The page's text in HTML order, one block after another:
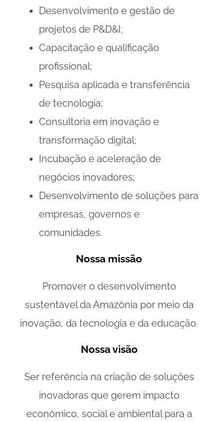
Desenvolvimento e gestão de
projetos de P&D&I;
Capacitação e qualificação
profissional;
Pesquisa aplicada e transferência
de tecnologia;
Consultoria em inovação e
transformação digital;
Incubação e aceleração de
negócios inovadores;
Desenvolvimento de soluções para
empresas, governos e
comunidades.
Nossa missão
Promover o desenvolvimento
sustentável da Amazônia por meio da
inovação, da tecnologia e da educação.
Nossa visão
Ser referência na criação de soluções
inovadoras que gerem impacto
econômico, social e ambiental para a